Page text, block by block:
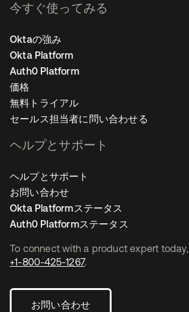
To connect with a product expert today,
+1-800-425-1267.
お問い合わせ
今すぐ使ってみる
Oktaの強み
Okta Platform
Auth0 Platform
価格
無料トライアル
セールス担当者に問い合わせる
ヘルプとサポート
ヘルプとサポート
お問い合わせ
Okta Platformステータス
Auth0 Platformステータス